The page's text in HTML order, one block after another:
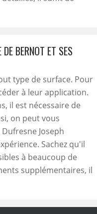
BERNOT ET SES
type de surface. Pour
à leur application.
il est nécessaire de
on peut vous
Joseph
Sachez qu'il
à beaucoup de
supplémentaires, il